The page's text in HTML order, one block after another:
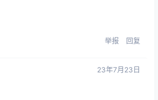
举报 回复
23年7月23日